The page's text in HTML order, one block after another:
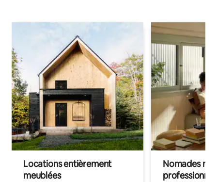
Locations entièrement
meublées
Nomades